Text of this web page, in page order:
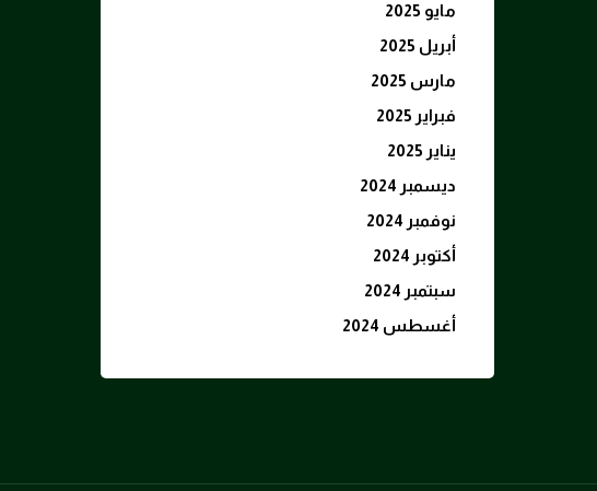
مايو 2025
أبريل 2025
مارس 2025
فبراير 2025
يناير 2025
ديسمبر 2024
نوفمبر 2024
أكتوبر 2024
سبتمبر 2024
أغسطس 2024